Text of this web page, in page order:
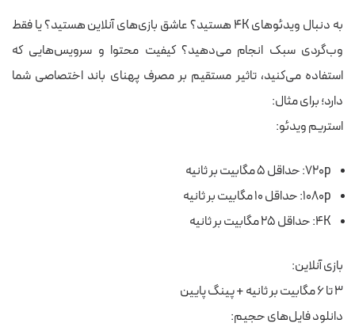
به دنبال ویدئوهای 4K هستید؟ عاشق بازی‌های آنلاین هستید؟ یا فقط
وب‌گردی سبک انجام می‌دهید؟ کیفیت محتوا و سرویس‌هایی که
استفاده می‌کنید، تاثیر مستقیم بر مصرف پهنای باند اختصاصی شما
دارد؛ برای مثال:
استریم ویدئو:
۷۲۰p: حداقل ۵ مگابیت بر ثانیه
۱۰۸۰p: حداقل ۱۰ مگابیت بر ثانیه
۴K: حداقل ۲۵ مگابیت بر ثانیه
بازی آنلاین:
۳ تا ۶ مگابیت بر ثانیه + پینگ پایین
دانلود فایل‌های حجیم: